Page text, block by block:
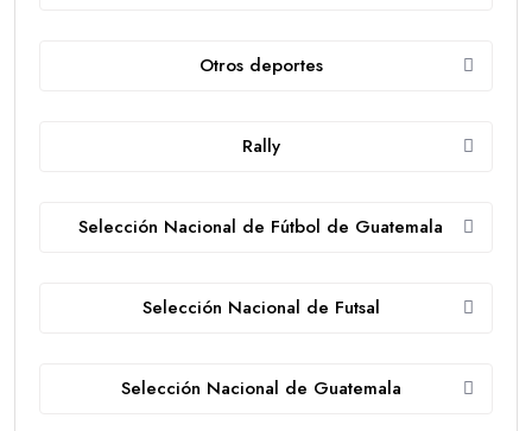
Otros deportes
Rally
Selección Nacional de Fútbol de Guatemala
Selección Nacional de Futsal
Selección Nacional de Guatemala